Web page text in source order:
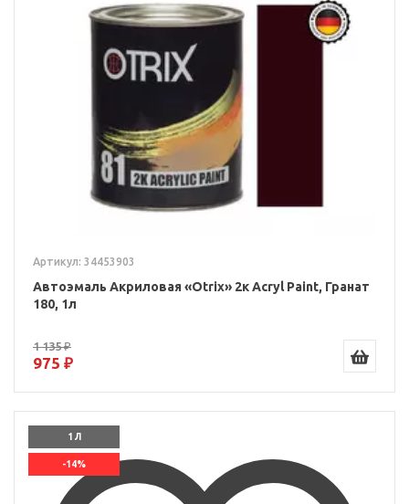
Артикул: 34453903
Автоэмаль Акриловая «Otrix» 2к Acryl Paint, Гранат
180, 1л
1 135 ₽
975 ₽
1 Л
-14%